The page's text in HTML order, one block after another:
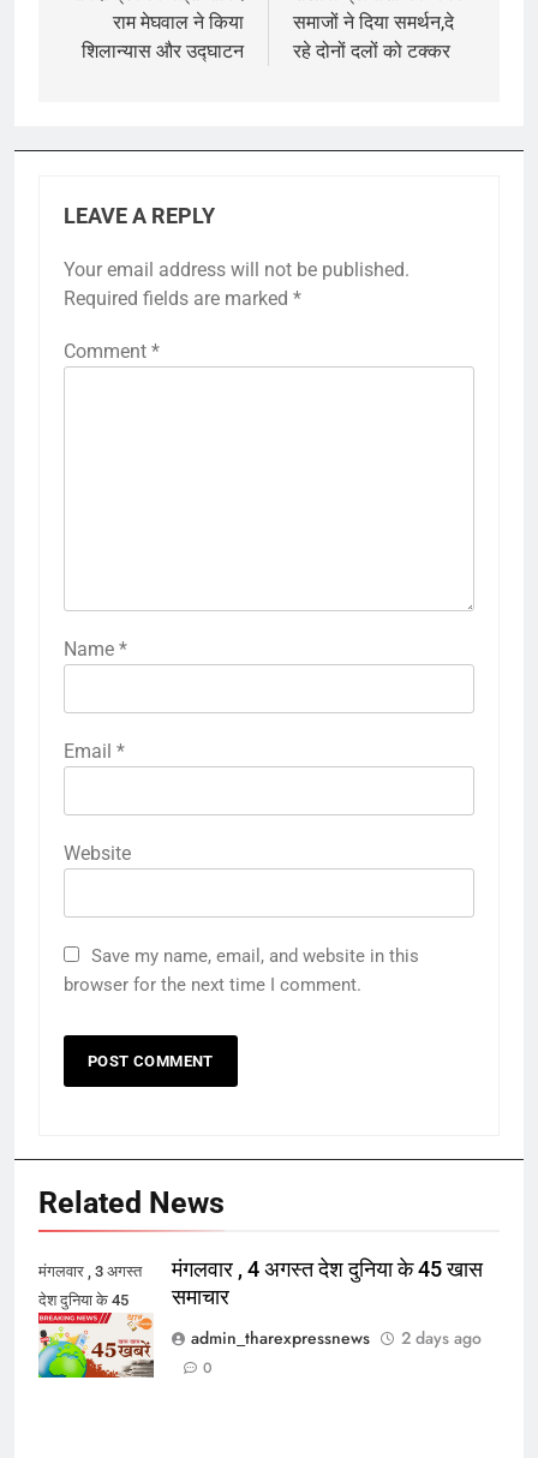
राम मेघवाल ने किया
शिलान्यास और उद्घाटन
समाजों ने दिया समर्थन,दे
रहे दोनों दलों को टक्कर
LEAVE A REPLY
Your email address will not be published.
Required fields are marked *
Comment *
Name *
Email *
Website
Save my name, email, and website in this
browser for the next time I comment.
Related News
मंगलवार , 3 अगस्त
देश दुनिया के 45
खास समाचार
मंगलवार , 4 अगस्त देश दुनिया के 45 खास
समाचार
admin_tharexpressnews
2 days ago
0